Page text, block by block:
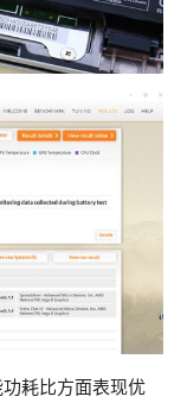
耗比方面表现优